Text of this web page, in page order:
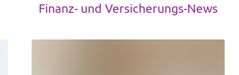
Finanz- und Versicherungs-News